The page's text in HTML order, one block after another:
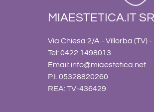
MIAESTETICA.IT
Via Chiesa 2/A - Villorba (TV) -
Tel: 0422.1498013
Email: info@miaestetica.net
P.I. 05328820260
REA: TV-436429